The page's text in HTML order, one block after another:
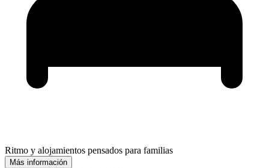
Ritmo y alojamientos pensados para familias
Más información